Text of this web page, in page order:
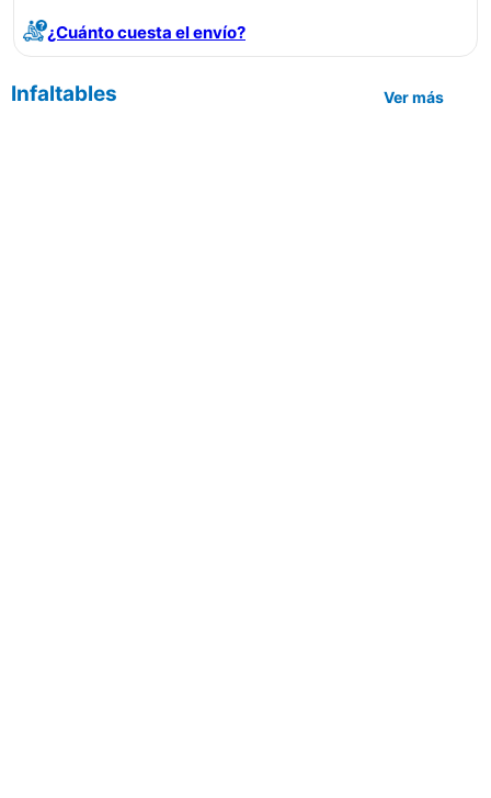
¿Cuánto cuesta el envío?
Infaltables Ver más